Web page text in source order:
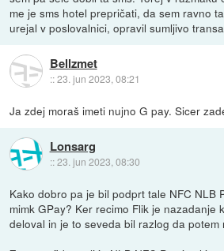
me je sms hotel prepričati, da sem ravno
urejal v poslovalnici, opravil sumljivo
Bellzmet
::23. jun 2023, 08:21
Ja zdej moraš imeti nujno G pay. Sicer
Lonsarg
::23. jun 2023, 08:30
Kako dobro pa je bil podprt tale NFC NLB
mimk GPay? Ker recimo Flik je nazadanje
deloval in je to seveda bil razlog da potem